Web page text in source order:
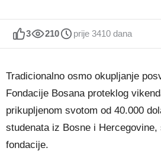
3 210 prije 3410 dana
Tradicionalno osmo okupljanje
Fondacije Bosana proteklog
prikupljenom svotom od 40.000
studenata iz Bosne i
fondacije.